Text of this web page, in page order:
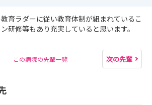
育ラダーに従い教育体制が組まれているこ
研修等もあり充実していると思います。
この病院の先輩一覧 次の先輩